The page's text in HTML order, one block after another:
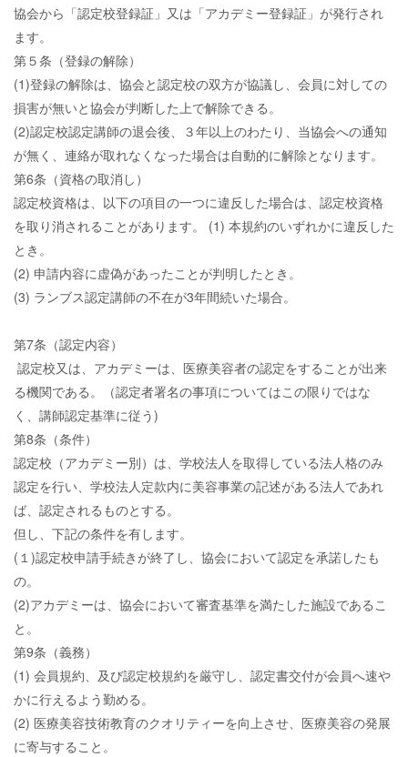
協会から「認定校登録証」又は「アカデミー登録証」が発行され
ます。
第５条（登録の解除）
(1)登録の解除は、協会と認定校の双方が協議し、会員に対しての
損害が無いと協会が判断した上で解除できる。
(2)認定校認定講師の退会後、３年以上のわたり、当協会への通知
が無く、連絡が取れなくなった場合は自動的に解除となります。
第6条（資格の取消し）
認定校資格は、以下の項目の一つに違反した場合は、認定校資格
を取り消されることがあります。 (1) 本規約のいずれかに違反した
とき。
(2) 申請内容に虚偽があったことが判明したとき。
(3) ランブス認定講師の不在が3年間続いた場合。
第7条（認定内容）
認定校又は、アカデミーは、医療美容者の認定をすることが出来
る機関である。（認定者署名の事項についてはこの限りではな
く、講師認定基準に従う)
第8条（条件）
認定校（アカデミー別）は、学校法人を取得している法人格のみ
認定を行い、学校法人定款内に美容事業の記述がある法人であれ
ば、認定されるものとする。
但し、下記の条件を有します。
(１)認定校申請手続きが終了し、協会において認定を承諾したも
の。
(2)アカデミーは、協会において審査基準を満たした施設であるこ
と。
第9条（義務）
(1) 会員規約、及び認定校規約を厳守し、認定書交付が会員へ速や
かに行えるよう勤める。
(2) 医療美容技術教育のクオリティーを向上させ、医療美容の発展
に寄与すること。